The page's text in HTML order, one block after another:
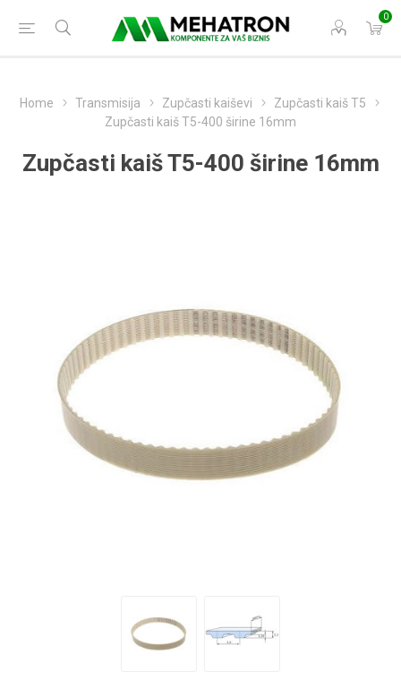
0
Home Transmisija Zupčasti kaiševi
Zupčasti kaiš T5
Zupčasti kaiš T5-400 širine 16mm
Zupčasti kaiš T5-400 širine 16mm